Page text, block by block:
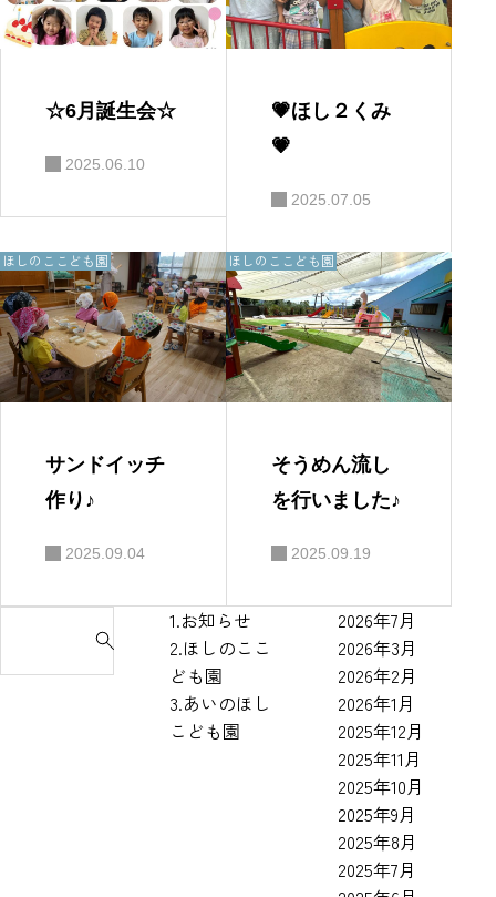
☆6月誕生会☆
2025.06.10
💗ほし２くみ
💗
2025.07.05
2.ほしのここども園
サンドイッチ
作り♪
2025.09.04
2.ほしのここども園
そうめん流し
を行いました♪
2025.09.19
a
1.お知らせ
2.ほしのここ
ども園
3.あいのほし
こども園
2026年7月
2026年3月
2026年2月
2026年1月
2025年12月
2025年11月
2025年10月
2025年9月
2025年8月
2025年7月